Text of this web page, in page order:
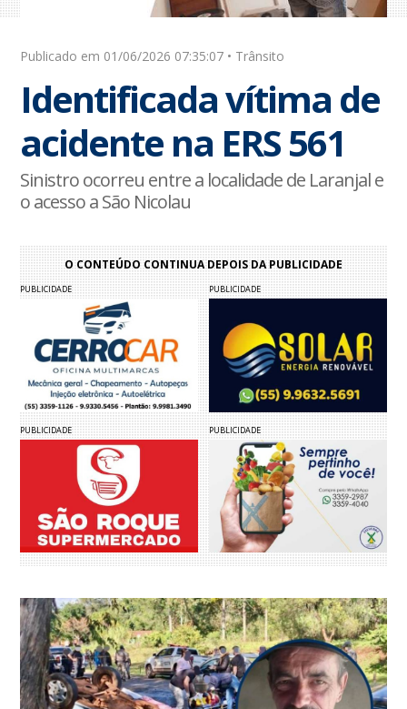
Publicado em 01/06/2026 07:35:07 • Trânsito
Identificada vítima de
acidente na ERS 561
Sinistro ocorreu entre a localidade de Laranjal e
o acesso a São Nicolau
O CONTEÚDO CONTINUA DEPOIS DA PUBLICIDADE
PUBLICIDADE PUBLICIDADE
PUBLICIDADE PUBLICIDADE